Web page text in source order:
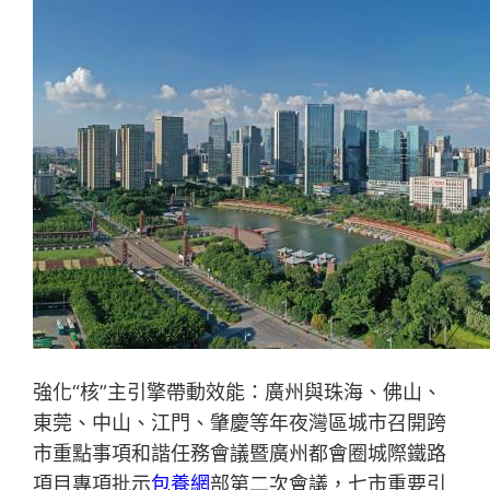
強化“核”主引擎帶動效能：廣州與珠海、佛山、
東莞、中山、江門、肇慶等年夜灣區城市召開跨
市重點事項和諧任務會議暨廣州都會圈城際鐵路
項目專項批示包養網部第二次會議，七市重要引